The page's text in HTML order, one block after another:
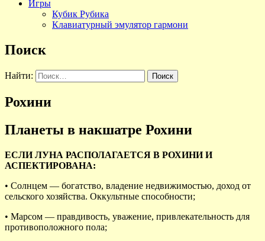
Игры
Кубик Рубика
Клавиатурный эмулятор гармони
Поиск
Найти:
Рохини
Планеты в накшатре Рохини
ЕСЛИ ЛУНА РАСПОЛАГАЕТСЯ В РОХИНИ И
АСПЕКТИРОВАНА:
• Солнцем — богатство, владение недвижимостью, доход от
сельского хозяйства. Оккультные способности;
• Марсом — правдивость, уважение, привлекательность для
противоположного пола;